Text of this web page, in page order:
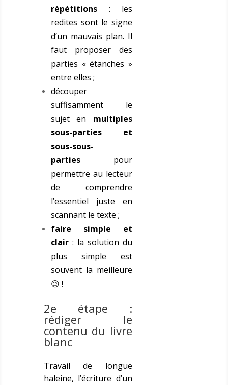
répétitions : les
redites sont le signe
d’un mauvais plan. Il
faut proposer des
parties « étanches »
entre elles ;
découper
suffisamment le
sujet en multiples
sous-parties et
sous-sous-
parties pour
permettre au lecteur
de comprendre
l’essentiel juste en
scannant le texte ;
faire simple et
clair : la solution du
plus simple est
souvent la meilleure
😉 !
2e étape :
rédiger le
contenu du livre
blanc
Travail de longue
haleine, l’écriture d’un